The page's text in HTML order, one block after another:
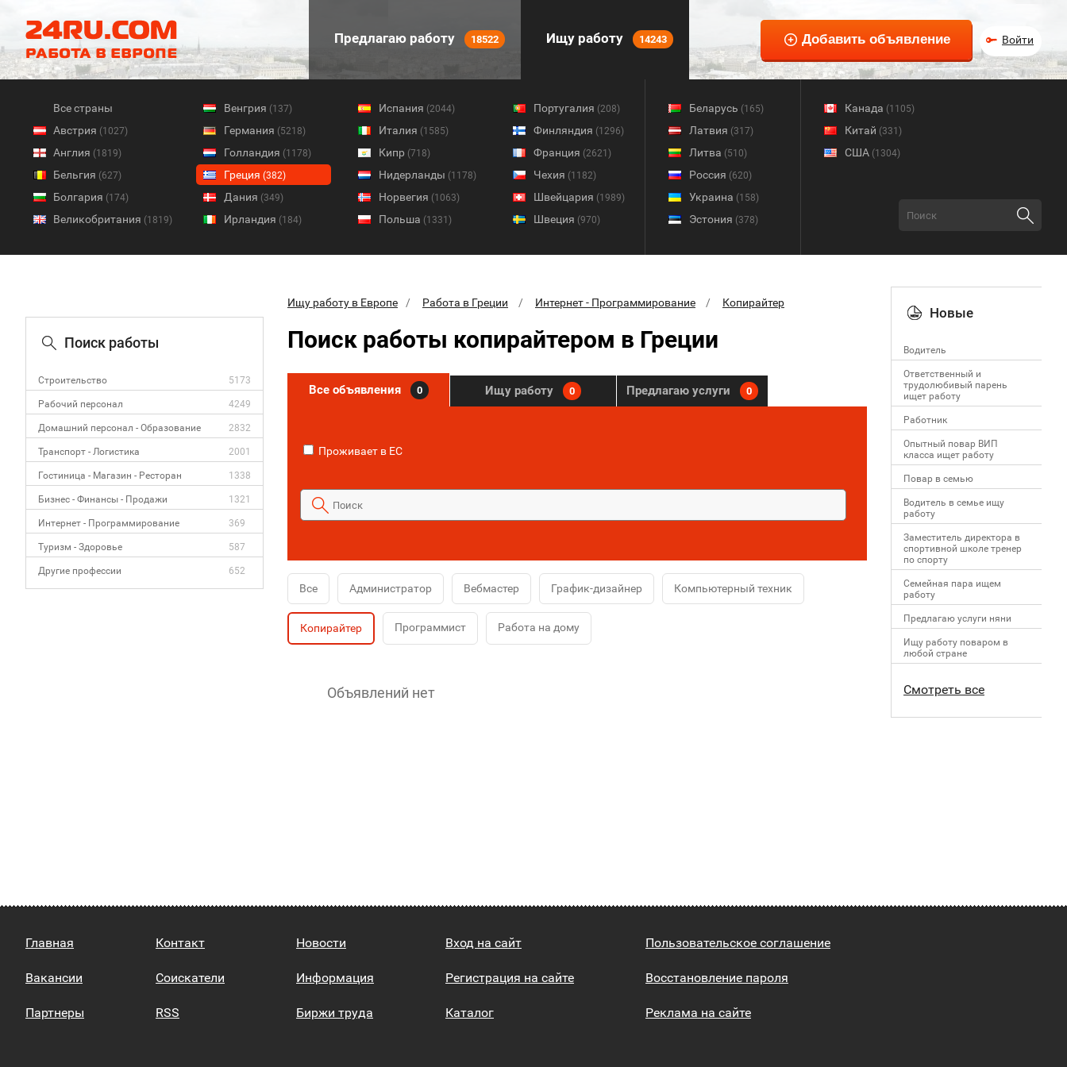
Предлагаю работу 18522 Ищу работу 14243 Войти
Все страны
Австрия (1027)
Англия (1819)
Бельгия (627)
Болгария (174)
Великобритания (1819)
Венгрия (137)
Германия (5218)
Голландия (1178)
Греция (382)
Дания (349)
Ирландия (184)
Испания (2044)
Италия (1585)
Кипр (718)
Нидерланды (1178)
Норвегия (1063)
Польша (1331)
Португалия (208)
Финляндия (1296)
Франция (2621)
Чехия (1182)
Швейцария (1989)
Швеция (970)
Беларусь (165)
Латвия (317)
Литва (510)
Россия (620)
Украина (158)
Эстония (378)
Канада (1105)
Китай (331)
США (1304)
Поиск работы
Строительство 5173
Рабочий персонал 4249
Домашний персонал - Образование 2832
Транспорт - Логистика 2001
Гостиница - Магазин - Ресторан 1338
Бизнес - Финансы - Продажи 1321
Интернет - Программирование 369
Туризм - Здоровье 587
Другие профессии 652
Ищу работу в Европе Работа в Греции Интернет - Программирование Копирайтер
Поиск работы копирайтером в Греции
Все объявления 0 Ищу работу 0 Предлагаю услуги 0
Проживает в ЕС
Все Администратор Вебмастер График-дизайнер Компьютерный техник
Копирайтер Программист Работа на дому
Объявлений нет
Новые
Водитель
Ответственный и
трудолюбивый парень
ищет работу
Работник
Опытный повар ВИП
класса ищет работу
Повар в семью
Водитель в семье ищу
работу
Заместитель директора в
спортивной школе тренер
по спорту
Семейная пара ищем
работу
Предлагаю услуги няни
Ищу работу поваром в
любой стране
Смотреть все
Главная
Вакансии
Партнеры
Контакт
Соискатели
RSS
Новости
Информация
Биржи труда
Вход на сайт
Регистрация на сайте
Каталог
Пользовательское соглашение
Восстановление пароля
Реклама на сайте